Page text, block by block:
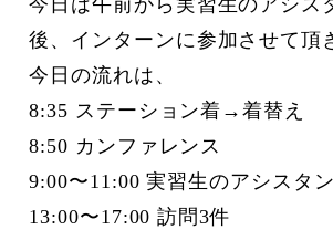
今日は午前から実習生のアシス
後、インターンに参加させて頂
今日の流れは、
8:35 ステーション着→着替え
8:50 カンファレンス
9:00〜11:00 実習生のアシスタ
13:00〜17:00 訪問3件